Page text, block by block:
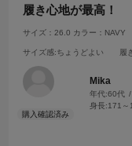
履き心地が最高！
サイズ：26.0 カラー：NAVY
サイズ感:ちょうどよい 履
Mika
年代:60代
身長:171～